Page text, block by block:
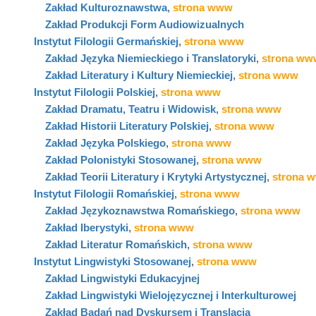
Zakład Kulturoznawstwa, strona www
Zakład Produkcji Form Audiowizualnych
Instytut Filologii Germańskiej, strona www
Zakład Języka Niemieckiego i Translatoryki, strona
Zakład Literatury i Kultury Niemieckiej, strona www
Instytut Filologii Polskiej, strona www
Zakład Dramatu, Teatru i Widowisk, strona www
Zakład Historii Literatury Polskiej, strona www
Zakład Języka Polskiego, strona www
Zakład Polonistyki Stosowanej, strona www
Zakład Teorii Literatury i Krytyki Artystycznej, strona
Instytut Filologii Romańskiej, strona www
Zakład Językoznawstwa Romańskiego, strona www
Zakład Iberystyki, strona www
Zakład Literatur Romańskich, strona www
Instytut Lingwistyki Stosowanej, strona www
Zakład Lingwistyki Edukacyjnej
Zakład Lingwistyki Wielojęzycznej i Interkulturowej
Zakład Badań nad Dyskursem i Translacją